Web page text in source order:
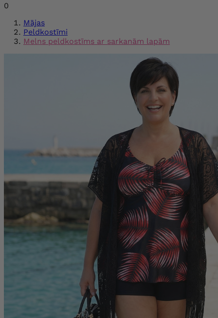
0
Mājas
Peldkostīmi
Melns peldkostīms ar sarkanām lapām